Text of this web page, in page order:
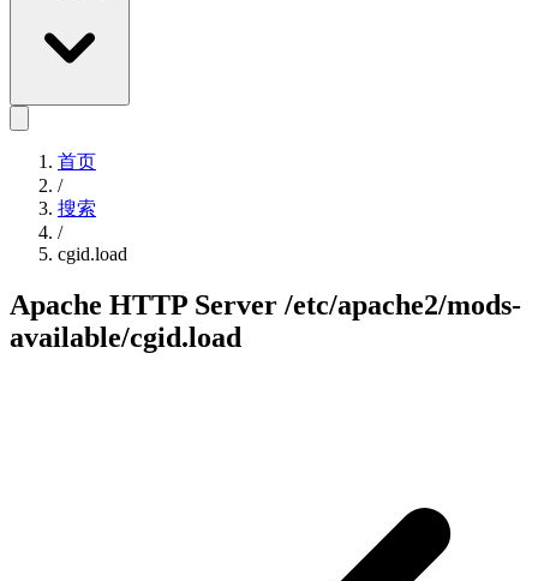
首页
/
搜索
/
cgid.load
Apache HTTP Server /etc/apache2/mods-
available/cgid.load